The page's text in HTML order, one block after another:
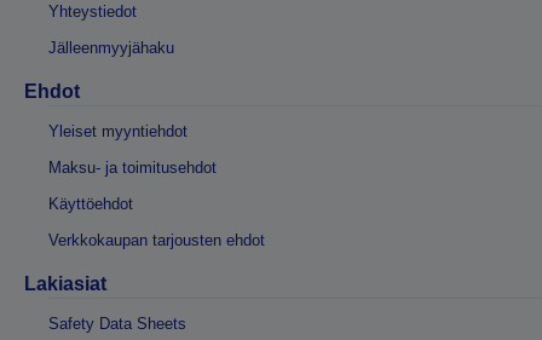
Yhteystiedot
Jälleenmyyjähaku
Ehdot
Yleiset myyntiehdot
Maksu- ja toimitusehdot
Käyttöehdot
Verkkokaupan tarjousten ehdot
Lakiasiat
Safety Data Sheets